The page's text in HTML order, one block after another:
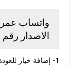
الاصدار رقم 14:
1- إضافة خيار للعودة للفيسات القديمة.